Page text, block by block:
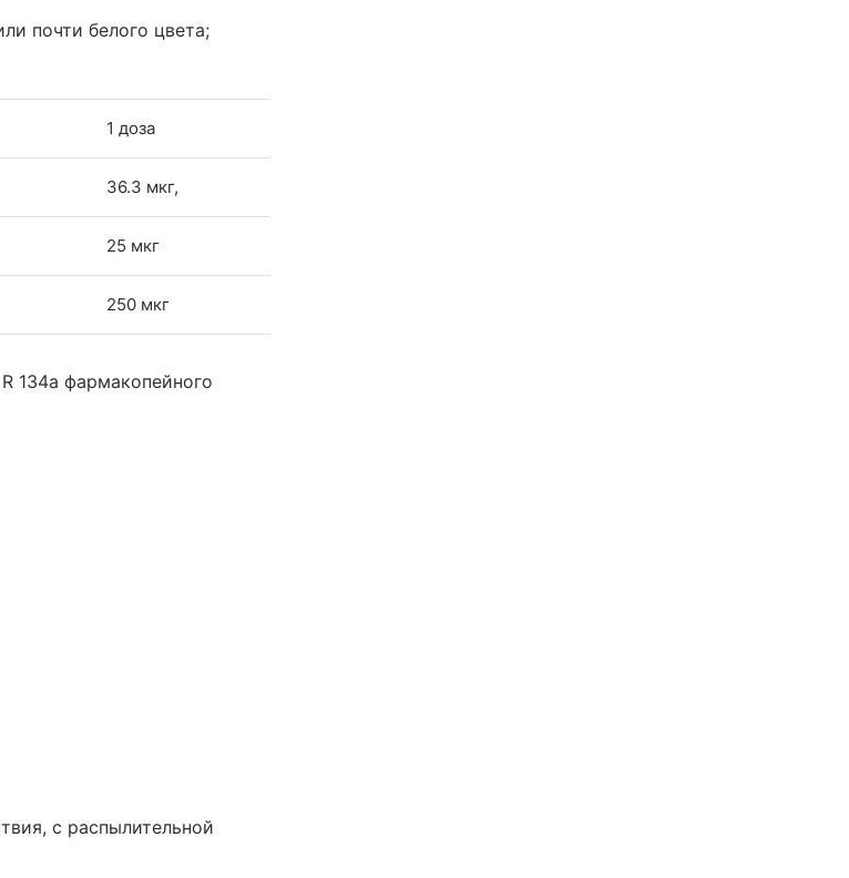
почти белого цвета;
1 доза
36.3 мкг,
25 мкг
250 мкг
134a фармакопейного
с распылительной